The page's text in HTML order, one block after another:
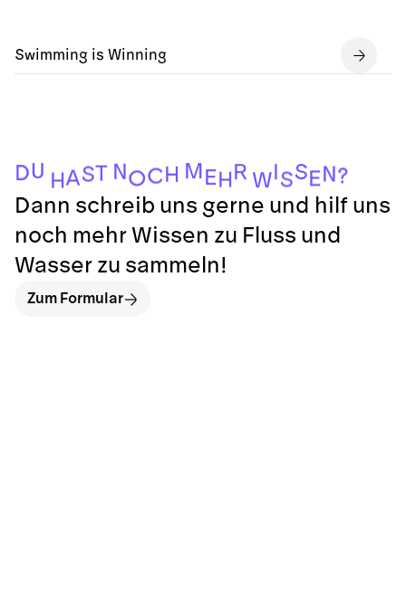
Swimming is Winning
DU HAST NOC H M EHR WISSE N ?
Dann schreib uns gerne und hilf uns
noch mehr Wissen zu Fluss und
Wasser zu sammeln!
Zum Formular